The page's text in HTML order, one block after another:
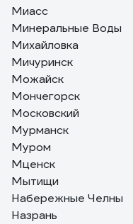
Миасс
Минеральные Воды
Михайловка
Мичуринск
Можайск
Мончегорск
Московский
Мурманск
Муром
Мценск
Мытищи
Набережные Челны
Назрань